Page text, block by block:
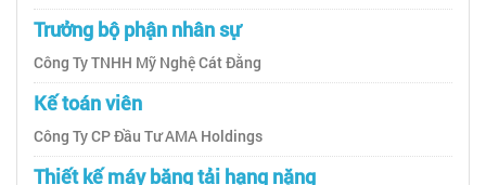
Trưởng bộ phận nhân sự
Công Ty TNHH Mỹ Nghệ Cát Đằng
Kế toán viên
Công Ty CP Đầu Tư AMA Holdings
Thiết kế máy băng tải hạng nặng